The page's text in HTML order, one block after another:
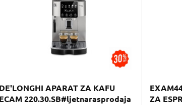
DE'LONGHI APARAT ZA KAFU
ECAM 220.30.SB#ljetnarasprodaja
ZA